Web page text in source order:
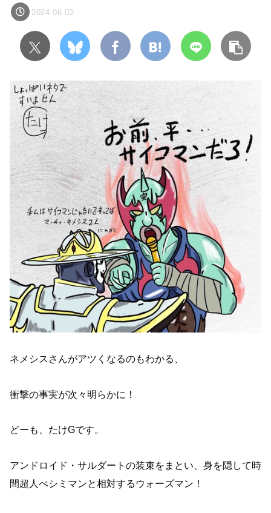
2024.06.02
ネメシスさんがアツくなるのもわかる、
衝撃の事実が次々明らかに！
どーも、たけGです。
アンドロイド・サルダートの装束をまとい、身を隠して時
間超人ぺシミマンと相対するウォーズマン！